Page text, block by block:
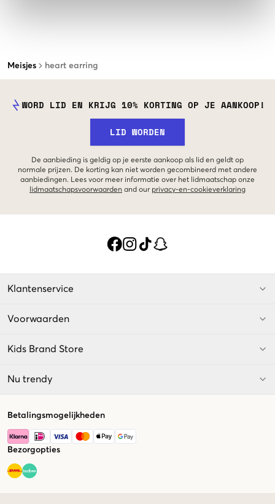
Meisjes heart earring
WORD LID EN KRIJG 10% KORTING OP JE AANKOOP!
LID WORDEN
De aanbieding is geldig op je eerste aankoop als lid en geldt op
normale prijzen. De korting kan niet worden gecombineerd met andere
aanbiedingen. Lees voor meer informatie over het lidmaatschap onze
lidmaatschapsvoorwaarden and our privacy-en-cookieverklaring
Klantenservice
Voorwaarden
Kids Brand Store
Nu trendy
Betalingsmogelijkheden
Bezorgopties